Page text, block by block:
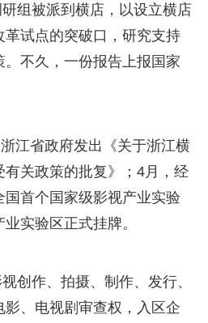
组被派到横店，以设立横店
试点的突破口，研究支持
不久，一份报告上报国家
江省政府发出《关于浙江横
有关政策的批复》；4月，经
国首个国家级影视产业实验
实验区正式挂牌。
创作、拍摄、制作、发行、
、电视剧审查权，入区企